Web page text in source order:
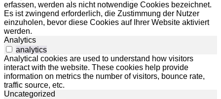
erfassen, werden als nicht notwendige Cookies bezeichnet.
Es ist zwingend erforderlich, die Zustimmung der Nutzer
einzuholen, bevor diese Cookies auf Ihrer Website aktiviert
werden.
Analytics
analytics
Analytical cookies are used to understand how visitors
interact with the website. These cookies help provide
information on metrics the number of visitors, bounce rate,
traffic source, etc.
Uncategorized